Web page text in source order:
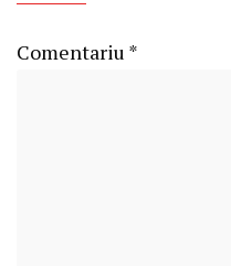
Comentariu *